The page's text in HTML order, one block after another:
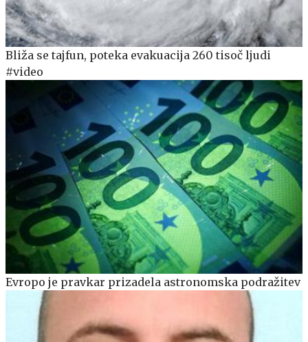
Bliža se tajfun, poteka evakuacija 260 tisoč ljudi
#video
Evropo je pravkar prizadela astronomska podražitev